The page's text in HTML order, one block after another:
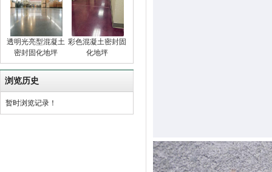
透明光亮型混凝土
密封固化地坪
彩色混凝土密封固
化地坪
浏览历史
暂时浏览记录！